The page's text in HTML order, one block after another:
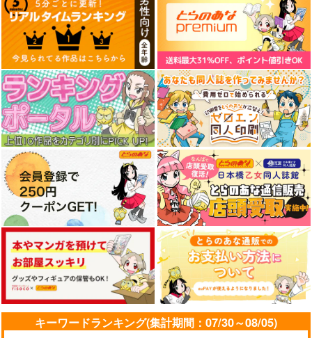
キーワードランキング(集計期間：07/30～08/05)